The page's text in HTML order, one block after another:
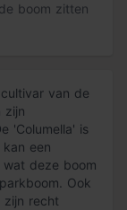
boom zitten
van de
zijn
'Columella' is
een
deze boom
Ook
zijn recht